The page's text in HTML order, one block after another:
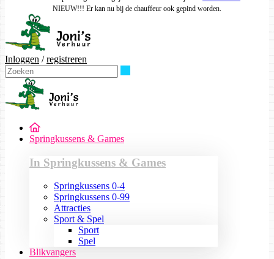
NIEUW!!! Er kan nu bij de chauffeur ook gepind worden.
Inloggen /registreren
Springkussens & Games
In Springkussens & Games
Springkussens 0-4
Springkussens 0-99
Attracties
Sport & Spel
Sport
Spel
Blikvangers